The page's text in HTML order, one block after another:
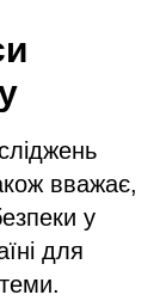
вважає,
у
для